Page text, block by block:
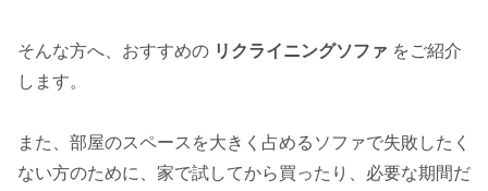
そんな方へ、おすすめの リクライニングソファ をご紹介
します。
また、部屋のスペースを大きく占めるソファで失敗したく
ない方のために、家で試してから買ったり、必要な期間だ